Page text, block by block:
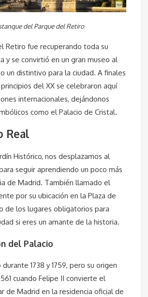
del Parque del Retiro
Retiro fue recuperando toda su
y se convirtió en un gran museo al
un distintivo para la ciudad. A finales
del XX se celebraron aquí
internacionales, dejándonos
como el Palacio de Cristal.
Real
Histórico, nos desplazamos al
seguir aprendiendo un poco más
de Madrid. También llamado el
por su ubicación en la Plaza de
de los lugares obligatorios para
si eres un amante de la historia.
del Palacio
1738 y 1759, pero su origen
cuando Felipe II convierte el
de Madrid en la residencia oficial de